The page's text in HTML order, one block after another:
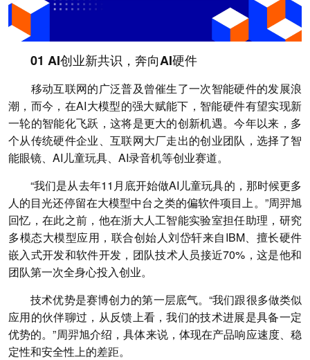
01 AI创业新共识，奔向AI硬件
移动互联网的广泛普及曾催生了一次智能硬件的发展浪
潮，而今，在AI大模型的强大赋能下，智能硬件有望实现新
一轮的智能化飞跃，这将是更大的创新机遇。今年以来，多
个从传统硬件企业、互联网大厂走出的创业团队，选择了智
能眼镜、AI儿童玩具、AI录音机等创业赛道。
“我们是从去年11月底开始做AI儿童玩具的，那时候更多
人的目光还停留在大模型中台之类的偏软件项目上。”周羿旭
回忆，在此之前，他在浙大人工智能实验室担任助理，研究
多模态大模型应用，联合创始人刘岱轩来自IBM、擅长硬件
嵌入式开发和软件开发，团队技术人员接近70%，这是他和
团队第一次全身心投入创业。
技术优势是赛博创力的第一层底气。“我们跟很多做类似
应用的伙伴聊过，从反馈上看，我们的技术进展是具备一定
优势的。”周羿旭介绍，具体来说，体现在产品响应速度、稳
定性和安全性上的差距。